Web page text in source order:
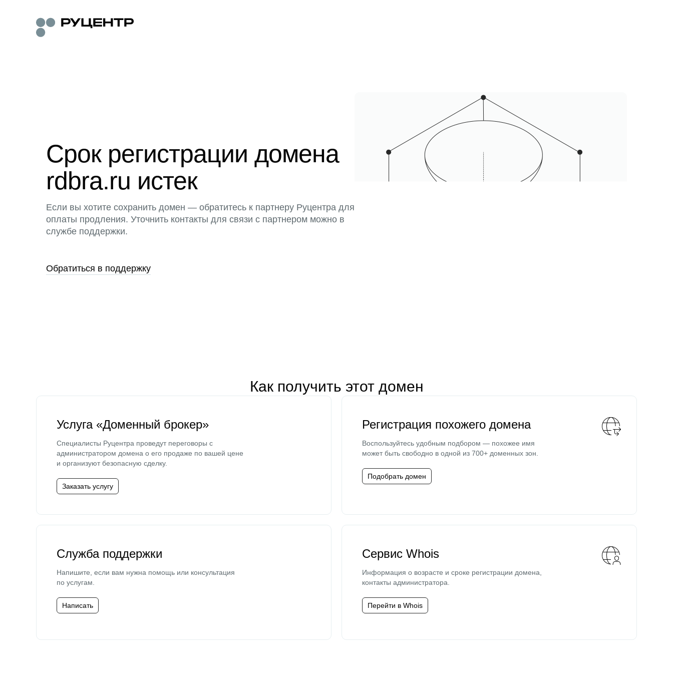
Срок регистрации домена
rdbra.ru истек
Если вы хотите сохранить домен — обратитесь к партнеру Руцентра для
оплаты продления. Уточнить контакты для связи с партнером можно в
службе поддержки.
Обратиться в поддержку
Как получить этот домен
Услуга «Доменный брокер»
Специалисты Руцентра проведут переговоры с
администратором домена о его продаже по вашей цене
и организуют безопасную сделку.
Заказать услугу
Регистрация похожего домена
Воспользуйтесь удобным подбором — похожее имя
может быть свободно в одной из 700+ доменных зон.
Подобрать домен
Служба поддержки
Напишите, если вам нужна помощь или консультация
по услугам.
Написать
Сервис Whois
Информация о возрасте и сроке регистрации домена,
контакты администратора.
Перейти в Whois